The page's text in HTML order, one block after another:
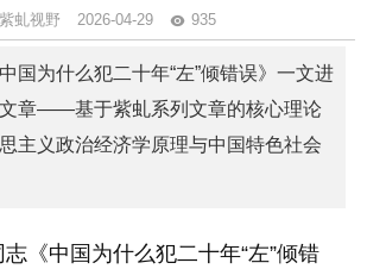
虬视野 2026-04-29 935
国为什么犯二十年“左”倾错误》一文进
章——基于紫虬系列文章的核心理论
主义政治经济学原理与中国特色社会
《中国为什么犯二十年“左”倾错